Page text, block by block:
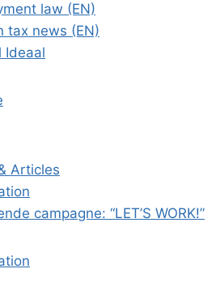
law (EN)
tax news (EN)
Ideaal
Articles
campagne: “LET’S WORK!”